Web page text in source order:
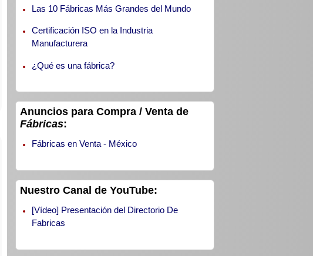
Las 10 Fábricas Más Grandes del Mundo
Certificación ISO en la Industria
Manufacturera
¿Qué es una fábrica?
Anuncios para Compra / Venta de
Fábricas:
Fábricas en Venta - México
Nuestro Canal de YouTube:
[Vídeo] Presentación del Directorio De
Fabricas